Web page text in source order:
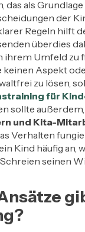
das als
der
Regeln hilft
überdies
ihrem Umfeld zu
keinen Aspekt
zu lösen,
für
sollte außerdem,
und Kita-
Verhalten
Kind häufig an,
seinen